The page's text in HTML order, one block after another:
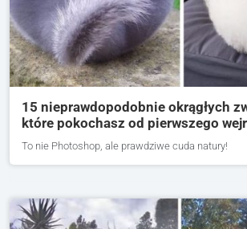
15 nieprawdopodobnie okrągłych
które pokochasz od pierwszego
To nie Photoshop, ale prawdziwe cuda natury!